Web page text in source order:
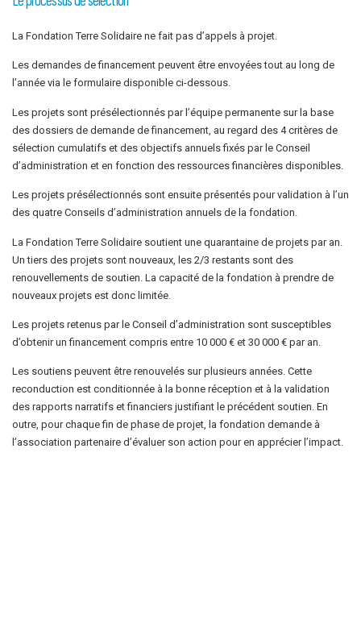
La Fondation Terre Solidaire ne fait pas d’appels à projet.
Les demandes de financement peuvent être envoyées tout au long de
l’année via le formulaire disponible ci-dessous.
Les projets sont présélectionnés par l’équipe permanente sur la base
des dossiers de demande de financement, au regard des 4 critères de
sélection cumulatifs et des objectifs annuels fixés par le Conseil
d’administration et en fonction des ressources financières disponibles.
Les projets présélectionnés sont ensuite présentés pour validation à l’un
des quatre Conseils d’administration annuels de la fondation.
La Fondation Terre Solidaire soutient une quarantaine de projets par an.
Un tiers des projets sont nouveaux, les 2/3 restants sont des
renouvellements de soutien. La capacité de la fondation à prendre de
nouveaux projets est donc limitée.
Les projets retenus par le Conseil d’administration sont susceptibles
d’obtenir un financement compris entre 10 000 € et 30 000 € par an.
Les soutiens peuvent être renouvelés sur plusieurs années. Cette
reconduction est conditionnée à la bonne réception et à la validation
des rapports narratifs et financiers justifiant le précédent soutien. En
outre, pour chaque fin de phase de projet, la fondation demande à
l’association partenaire d’évaluer son action pour en apprécier l’impact.